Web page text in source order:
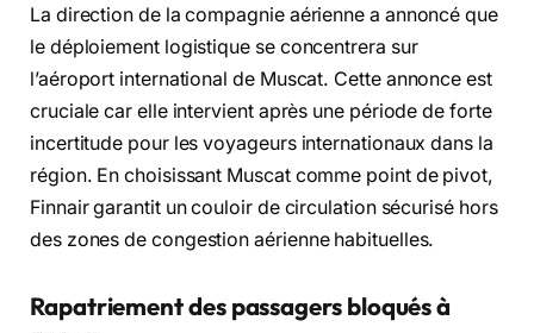
La direction de la compagnie aérienne a annoncé que
le déploiement logistique se concentrera sur
l’aéroport international de Muscat. Cette annonce est
cruciale car elle intervient après une période de forte
incertitude pour les voyageurs internationaux dans la
région. En choisissant Muscat comme point de pivot,
Finnair garantit un couloir de circulation sécurisé hors
des zones de congestion aérienne habituelles.
Rapatriement des passagers bloqués à